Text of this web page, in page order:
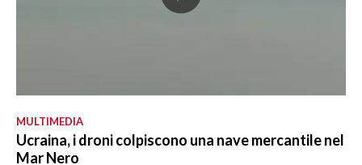
MULTIMEDIA
Ucraina, i droni colpiscono una nave mercantile nel
Mar Nero